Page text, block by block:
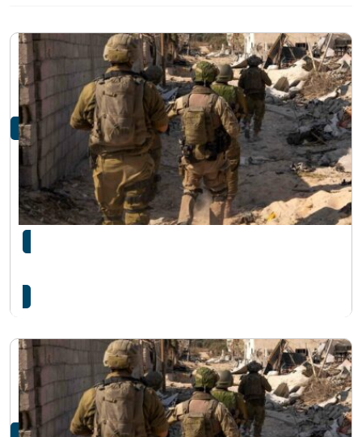
इजरायलले युद्धविराम सम्झौता उल्लंघन गरेको भन्दै
बन्धक रिहाइ स्थगित गर्ने…